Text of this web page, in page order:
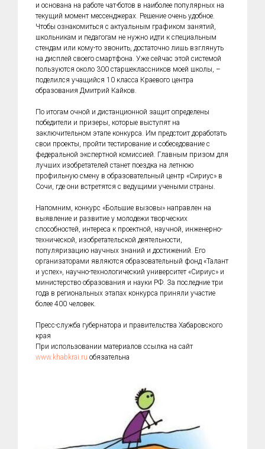
и основана на работе чат-ботов в наиболее популярных на
текущий момент мессенджерах. Решение очень удобное.
Чтобы ознакомиться с актуальным графиком занятий,
школьникам и педагогам не нужно идти к специальным
стендам или кому-то звонить, достаточно лишь взглянуть
на дисплей своего смартфона. Уже сейчас этой системой
пользуются около 300 старшеклассников моей школы, –
поделился учащийся 10 класса Краевого центра
образования Дмитрий Кайков.
По итогам очной и дистанционной защит определены
победители и призеры, которые выступят на
заключительном этапе конкурса. Им предстоит доработать
свои проекты, пройти тестирование и собеседование с
федеральной экспертной комиссией. Главным призом для
лучших изобретателей станет поездка на летнюю
профильную смену в образовательный центр «Сириус» в
Сочи, где они встретятся с ведущими учеными страны.
Напомним, конкурс «Большие вызовы» направлен на
выявление и развитие у молодежи творческих
способностей, интереса к проектной, научной, инженерно-
технической, изобретательской деятельности,
популяризацию научных знаний и достижений. Его
организаторами являются образовательный фонд «Талант
и успех», научно-технологический университет «Сириус» и
министерство образования и науки РФ. За последние три
года в региональных этапах конкурса приняли участие
более 400 человек.
Пресс-служба губернатора и правительства Хабаровского
края
При использовании материалов ссылка на сайт
www.khabkrai.ru обязательна